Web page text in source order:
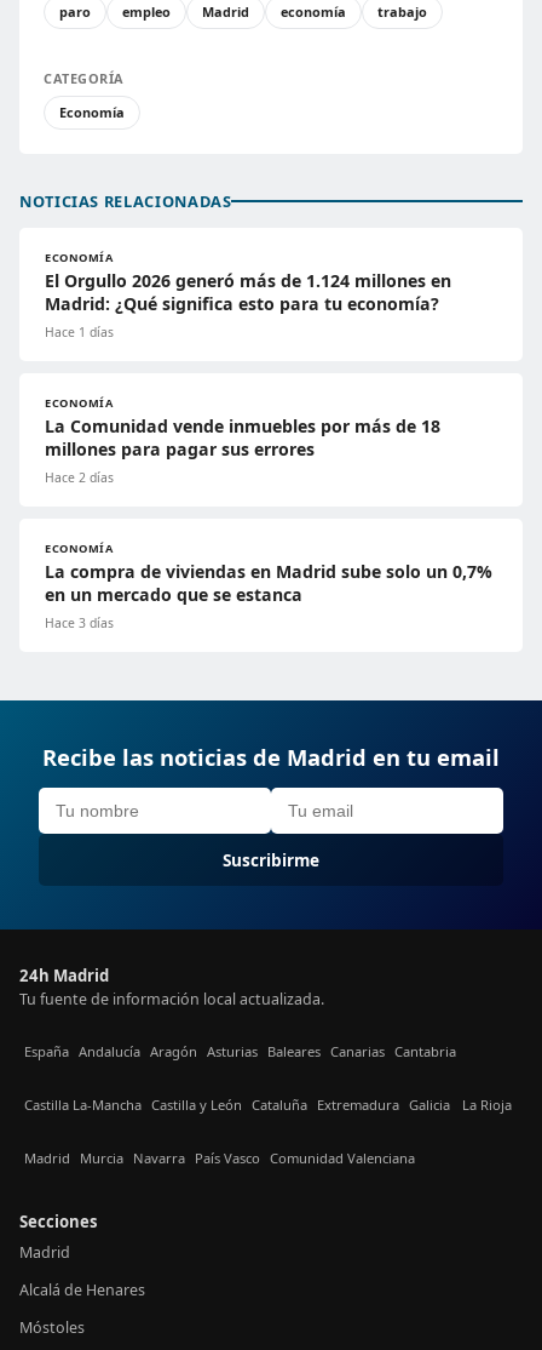
paro
empleo Madrid economía trabajo
CATEGORÍA
Economía
NOTICIAS RELACIONADAS
ECONOMÍA
El Orgullo 2026 generó más de 1.124 millones en
Madrid: ¿Qué significa esto para tu economía?
Hace 1 días
ECONOMÍA
La Comunidad vende inmuebles por más de 18
millones para pagar sus errores
Hace 2 días
ECONOMÍA
La compra de viviendas en Madrid sube solo un 0,7%
en un mercado que se estanca
Hace 3 días
Recibe las noticias de Madrid en tu email
Suscribirme
24h Madrid
Tu fuente de información local actualizada.
España Andalucía Aragón Asturias Baleares Canarias Cantabria
Castilla La-Mancha Castilla y León Cataluña Extremadura Galicia La Rioja
Madrid Murcia Navarra País Vasco Comunidad Valenciana
Secciones
Madrid
Alcalá de Henares
Móstoles